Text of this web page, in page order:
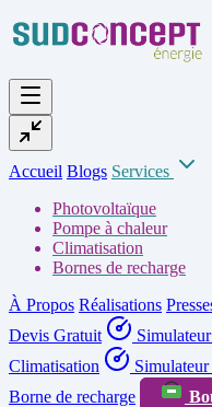
Accueil Blogs Services
Photovoltaïque
Pompe à chaleur
Climatisation
Bornes de recharge
À Propos Réalisations
Devis Gratuit
Climatisation
Borne de recharge